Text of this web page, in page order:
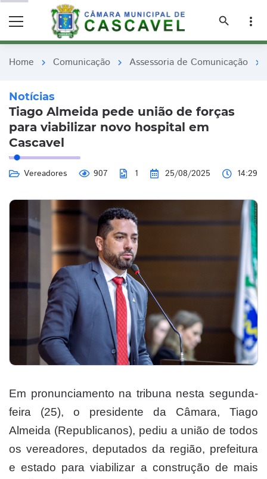
search
more_vert
Home chevron_right Comunicação chevron_right Assessoria de Comunicação chevron_right
Notícias
Tiago Almeida pede união de forças
para viabilizar novo hospital em
Cascavel
Vereadores 907 1 25/08/2025 14:29
Em pronunciamento na tribuna nesta segunda-
feira (25), o presidente da Câmara, Tiago
Almeida (Republicanos), pediu a união de todos
os vereadores, deputados da região, prefeitura
e estado para viabilizar a construção de mais